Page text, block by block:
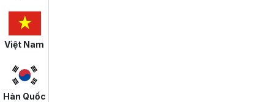
Việt Nam
Hàn Quốc